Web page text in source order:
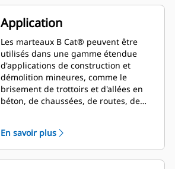
Application
Les marteaux B Cat® peuvent être
utilisés dans une gamme étendue
d'applications de construction et
démolition mineures, comme le
brisement de trottoirs et d'allées en
béton, de chaussées, de routes, de
destruction des sols gelés pour les
réparations d'infrastructure réseau.
En savoir plus